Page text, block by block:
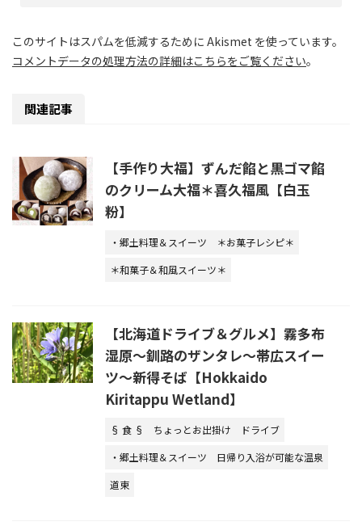
このサイトはスパムを低減するために Akismet を使っています。
コメントデータの処理方法の詳細はこちらをご覧ください。
関連記事
【手作り大福】ずんだ餡と黒ゴマ餡
のクリーム大福＊喜久福風【白玉
粉】
・郷土料理＆スイーツ
＊お菓子レシピ＊
＊和菓子＆和風スイーツ＊
【北海道ドライブ＆グルメ】霧多布
湿原～釧路のザンタレ～帯広スイー
ツ～新得そば【Hokkaido
Kiritappu Wetland】
§ 食 § ちょっとお出掛け
ドライブ
・郷土料理＆スイーツ
日帰り入浴が可能な温泉
道東